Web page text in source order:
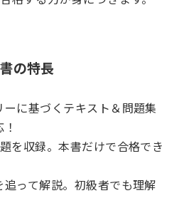
の特長
に基づくテキスト＆問題集
を収録。本書だけで合格でき
って解説。初級者でも理解